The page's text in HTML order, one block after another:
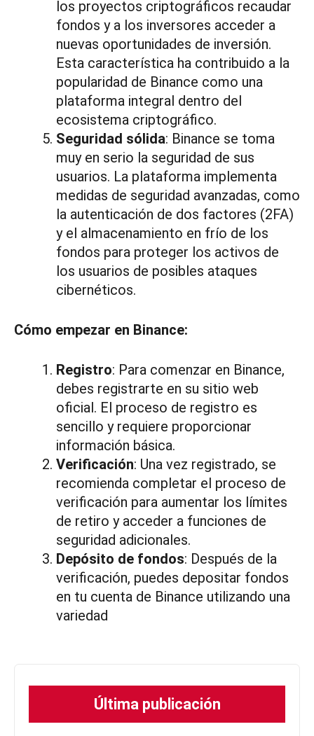
los proyectos criptográficos recaudar
fondos y a los inversores acceder a
nuevas oportunidades de inversión.
Esta característica ha contribuido a la
popularidad de Binance como una
plataforma integral dentro del
ecosistema criptográfico.
Seguridad sólida: Binance se toma
muy en serio la seguridad de sus
usuarios. La plataforma implementa
medidas de seguridad avanzadas, como
la autenticación de dos factores (2FA)
y el almacenamiento en frío de los
fondos para proteger los activos de
los usuarios de posibles ataques
cibernéticos.
Cómo empezar en Binance:
Registro: Para comenzar en Binance,
debes registrarte en su sitio web
oficial. El proceso de registro es
sencillo y requiere proporcionar
información básica.
Verificación: Una vez registrado, se
recomienda completar el proceso de
verificación para aumentar los límites
de retiro y acceder a funciones de
seguridad adicionales.
Depósito de fondos: Después de la
verificación, puedes depositar fondos
en tu cuenta de Binance utilizando una
variedad
Última publicación